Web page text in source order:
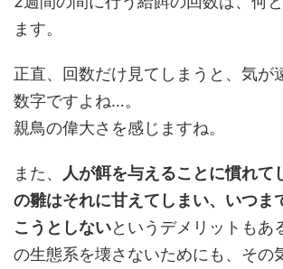
ます。
正直、回数だけ見てしまうと、気が
数字ですよね…。
親鳥の偉大さを感じますね。
また、
人が餌を与えることに慣れて
の雛はそれに甘えてしまい、いつま
こうとしないというデメリットもあ
の生態系を壊さないためにも、その